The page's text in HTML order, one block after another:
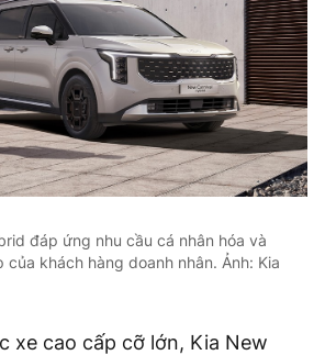
đáp ứng nhu cầu cá nhân hóa và
khách hàng doanh nhân. Ảnh: Kia
xe cao cấp cỡ lớn, Kia New